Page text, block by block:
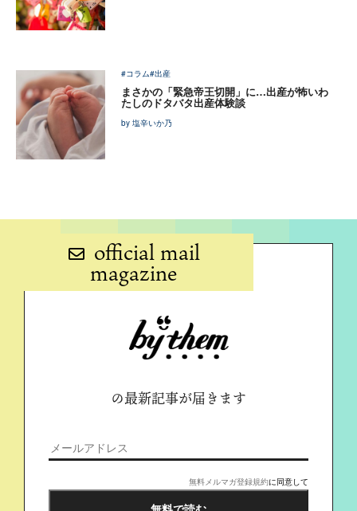
#コラム#出産
まさかの「緊急帝王切開」に…出産が怖いわ
たしのドタバタ出産体験談
by 塩辛いか乃
official mail
magazine
の最新記事が届きます
無料メルマガ登録規約に同意して